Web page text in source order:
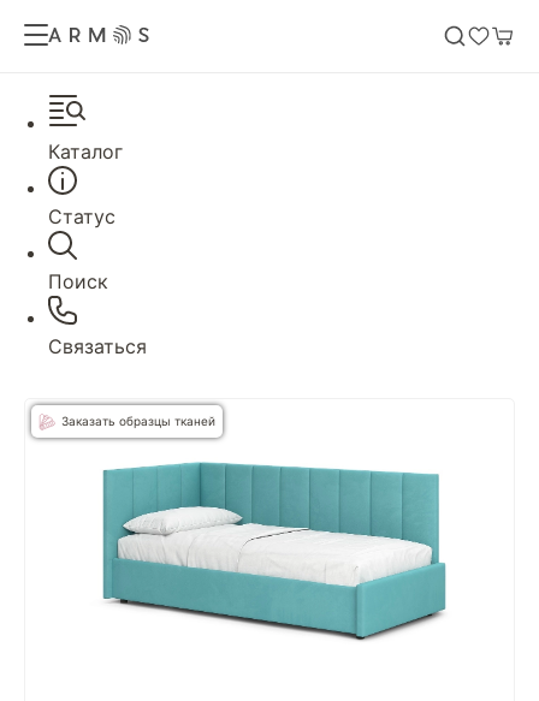
Каталог
Статус
Поиск
Связаться
Заказать образцы тканей